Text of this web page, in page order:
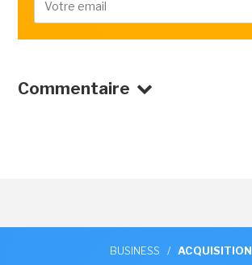
Commentaire
BUSINESS / ACQUISITION